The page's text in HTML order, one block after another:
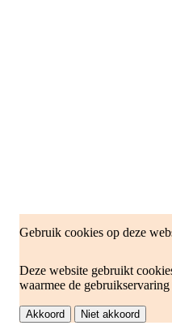
Gebruik cookies op deze
Deze website gebruikt
waarmee de
Akkoord Niet akkoord